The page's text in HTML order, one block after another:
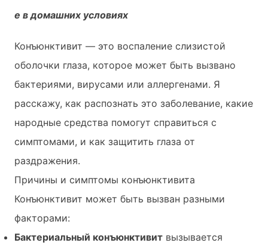
е в домашних условиях
Конъюнктивит — это воспаление слизистой
оболочки глаза, которое может быть вызвано
бактериями, вирусами или аллергенами. Я
расскажу, как распознать это заболевание, какие
народные средства помогут справиться с
симптомами, и как защитить глаза от
раздражения.
Причины и симптомы конъюнктивита
Конъюнктивит может быть вызван разными
факторами:
Бактериальный конъюнктивит вызывается